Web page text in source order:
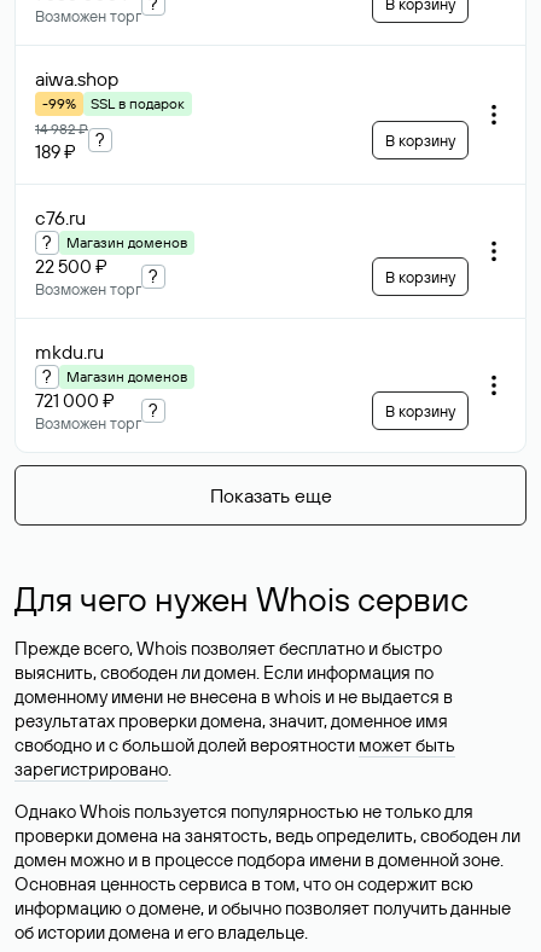
Возможен торг
aiwa.shop
-99%
SSL в подарок
14 982 ₽
189 ₽
? В корзину
c76.ru
? Магазин доменов
22 500 ₽
Возможен торг
? В корзину
mkdu.ru
? Магазин доменов
721 000 ₽
Возможен торг
? В корзину
Показать еще
Для чего нужен Whois сервис
Прежде всего, Whois позволяет бесплатно и быстро
выяснить, свободен ли домен. Если информация по
доменному имени не внесена в whois и не выдается в
результатах проверки домена, значит, доменное имя
свободно и с большой долей вероятности может быть
зарегистрировано.
Однако Whois пользуется популярностью не только для
проверки домена на занятость, ведь определить, свободен ли
домен можно и в процессе подбора имени в доменной зоне.
Основная ценность сервиса в том, что он содержит всю
информацию о домене, и обычно позволяет получить данные
об истории домена и его владельце.